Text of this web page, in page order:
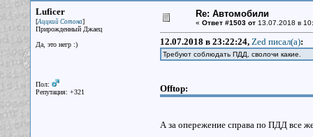
Luficer
[Аццкий Сотона]
Прирожденный Джаец
Да, это негр :)
Пол:
Репутация: +321
Re: Автомобили
« Ответ #1503 от13.07.2018 в
12.07.2018 в 23:22:24, Zed писал(a):
Требуют соблюдать ПДД, сволочи какие.
Offtop:
А за опережение справа по ПДД все